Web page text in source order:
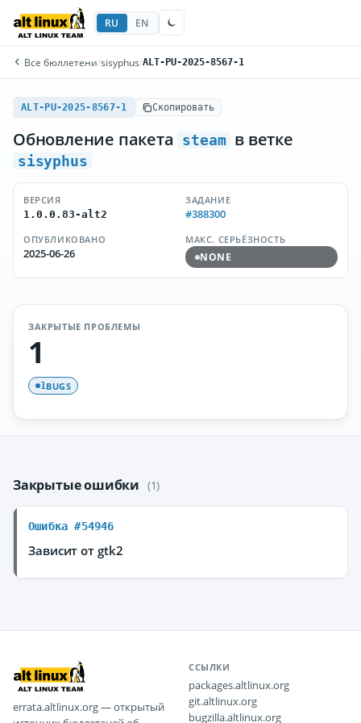
RU EN
Все бюллетени/sisyphus/ALT-PU-2025-8567-1
ALT-PU-2025-8567-1 Скопировать
Обновление пакета steam в ветке
sisyphus
ВЕРСИЯ
1.0.0.83-alt2
ЗАДАНИЕ
#388300
ОПУБЛИКОВАНО
2025-06-26
МАКС. СЕРЬЁЗНОСТЬ
NONE
ЗАКРЫТЫЕ ПРОБЛЕМЫ
1
1BUGS
Закрытые ошибки (1)
Ошибка #54946
Зависит от gtk2
errata.altlinux.org — открытый
ССЫЛКИ
packages.altlinux.org
git.altlinux.org
bugzilla.altlinux.org